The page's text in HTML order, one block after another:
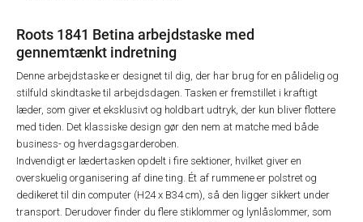
Roots 1841 Betina arbejdstaske med
gennemtænkt indretning
Denne arbejdstaske er designet til dig, der har brug for en pålidelig og
stilfuld skindtaske til arbejdsdagen. Tasken er fremstillet i kraftigt
læder, som giver et eksklusivt og holdbart udtryk, der kun bliver flottere
med tiden. Det klassiske design gør den nem at matche med både
business- og hverdagsgarderoben.
Indvendigt er lædertasken opdelt i fire sektioner, hvilket giver en
overskuelig organisering af dine ting. Ét af rummene er polstret og
dedikeret til din computer (H24 x B34 cm), så den ligger sikkert under
transport. Derudover finder du flere stiklommer og lynlåslommer, som